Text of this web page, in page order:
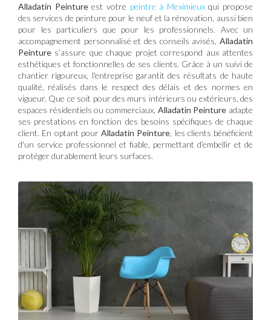
Alladatin Peintureest votre peintre à Meximieuxqui propose
des services de peinture pour le neuf et la rénovation, aussi bien
pour les particuliers que pour les professionnels. Avec un
accompagnement personnalisé et des conseils avisés, Alladatin
Peinture s’assure que chaque projet correspond aux attentes
esthétiques et fonctionnelles de ses clients. Grâce à un suivi de
chantier rigoureux, l'entreprise garantit des résultats de haute
qualité, réalisés dans le respect des délais et des normes en
vigueur. Que ce soit pour des murs intérieurs ou extérieurs, des
espaces résidentiels ou commerciaux, Alladatin Peinture adapte
ses prestations en fonction des besoins spécifiques de chaque
client. En optant pourAlladatin Peinture , les clients bénéficient
d'un service professionnel et fiable, permettant d’embellir et de
protéger durablement leurs surfaces.